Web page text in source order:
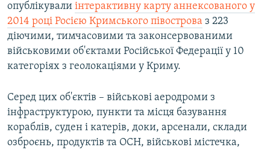
опублікували інтерактивну карту аннексованого у
2014 році Росією Кримського півострова з 223
діючими, тимчасовими та законсервованими
військовими об'єктами Російської Федерації у 10
категоріях з геолокаціями у Криму.
Серед цих об'єктів – військові аеродроми з
інфраструктурою, пункти та місця базування
кораблів, суден і катерів, доки, арсенали, склади
озброєнь, продуктів та ОСН, військові містечка,